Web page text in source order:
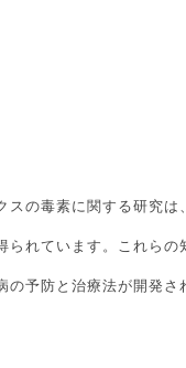
スの毒素に関する研究は
られています。これらの
の予防と治療法が開発さ